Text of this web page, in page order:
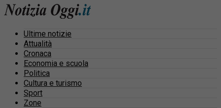
Ultime notizie
Attualità
Cronaca
Economia e scuola
Politica
Cultura e turismo
Sport
Zone